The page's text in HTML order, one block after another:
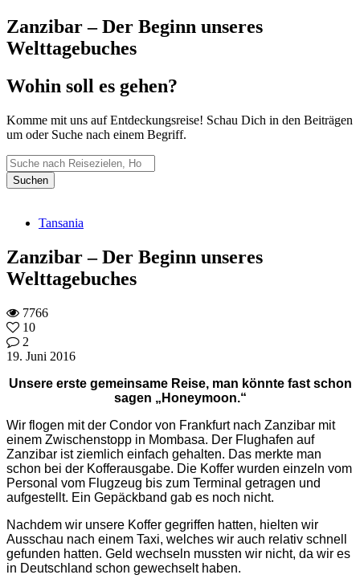
Zanzibar – Der Beginn unseres
Welttagebuches
Wohin soll es gehen?
Komme mit uns auf Entdeckungsreise! Schau Dich in den Beiträgen
um oder Suche nach einem Begriff.
Tansania
Zanzibar – Der Beginn unseres
Welttagebuches
7766
10
2
19. Juni 2016
Unsere erste gemeinsame Reise, man könnte fast schon
sagen „Honeymoon.“
Wir flogen mit der Condor von Frankfurt nach Zanzibar mit
einem Zwischenstopp in Mombasa. Der Flughafen auf
Zanzibar ist ziemlich einfach gehalten. Das merkte man
schon bei der Kofferausgabe. Die Koffer wurden einzeln vom
Personal vom Flugzeug bis zum Terminal getragen und
aufgestellt. Ein Gepäckband gab es noch nicht.
Nachdem wir unsere Koffer gegriffen hatten, hielten wir
Ausschau nach einem Taxi, welches wir auch relativ schnell
gefunden hatten. Geld wechseln mussten wir nicht, da wir es
in Deutschland schon gewechselt haben.